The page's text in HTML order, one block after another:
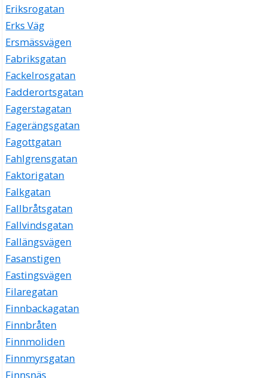
Eriksrogatan
Erks Väg
Ersmässvägen
Fabriksgatan
Fackelrosgatan
Fadderortsgatan
Fagerstagatan
Fagerängsgatan
Fagottgatan
Fahlgrensgatan
Faktorigatan
Falkgatan
Fallbråtsgatan
Fallvindsgatan
Fallängsvägen
Fasanstigen
Fastingsvägen
Filaregatan
Finnbackagatan
Finnbråten
Finnmoliden
Finnmyrsgatan
Finnsnäs